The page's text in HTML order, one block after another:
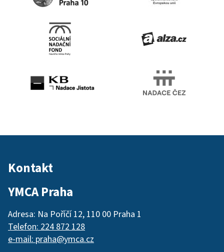
Kontakt
YMCA Praha
Adresa: Na Poříčí 12, 110 00 Praha 1
Telefon: 224 872 128
e-mail: praha@ymca.cz